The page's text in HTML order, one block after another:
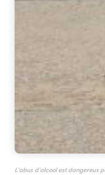
L'abus d'alcool est dangereux